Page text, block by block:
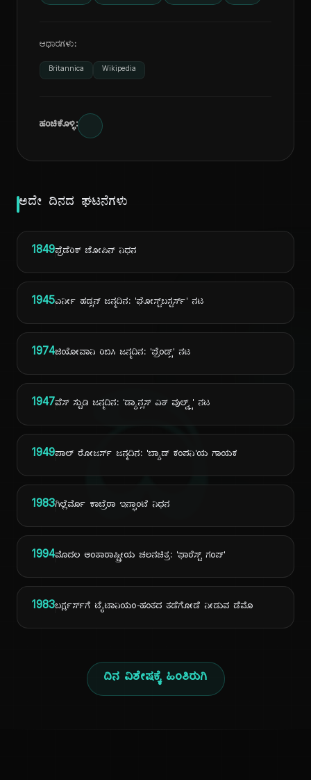
ದಿ
ಆಧಾರಗಳು:
Britannica Wikipedia
ಹಂಚಿಕೊಳ್ಳಿ:
ಅದೇ ದಿನದ ಘಟನೆಗಳು
1849ಫ್ರೆಡೆರಿಕ್ ಚೋಪಿನ್ ನಿಧನ
1945ಎರ್ನೀ ಹಡ್ಸನ್ ಜನ್ಮದಿನ: 'ಘೋಸ್ಟ್‌ಬಸ್ಟರ್ಸ್' ನಟ
1974ಜಿಯೋವಾನಿ ರಿಬಿಸಿ ಜನ್ಮದಿನ: 'ಫ್ರೆಂಡ್ಸ್' ನಟ
1947ವೆಸ್ ಸ್ಟುಡಿ ಜನ್ಮದಿನ: 'ಡ್ಯಾನ್ಸಸ್ ವಿತ್ ವುಲ್ವ್ಸ್' ನಟ
1949ಪಾಲ್ ರೋಜರ್ಸ್ ಜನ್ಮದಿನ: 'ಬ್ಯಾಡ್ ಕಂಪನಿ'ಯ ಗಾಯಕ
1983ಗಿಲ್ಲೆರ್ಮೊ ಕಾಬ್ರೆರಾ ಇನ್ಫಾಂಟೆ ನಿಧನ
1994ಮೊದಲ ಅಂತಾರಾಷ್ಟ್ರೀಯ ಚಲನಚಿತ್ರ: 'ಫಾರೆಸ್ಟ್ ಗಂಪ್'
1983ಬರ್ಗ್ಲರ್ಸ್‌ಗೆ ಟೈಟಾನಿಯಂ-ಹಂತದ ತಡೆಗೋಡೆ ನೀಡುವ ಡೆಮೊ
ದಿನ ವಿಶೇಷಕ್ಕೆ ಹಿಂತಿರುಗಿ